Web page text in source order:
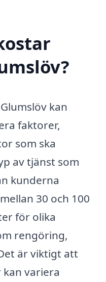
kan
faktorer,
som ska
av tjänst som
kunderna
30 och 100
för olika
rengöring,
är viktigt att
variera